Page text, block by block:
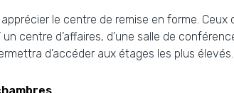
le centre de remise en forme.
un centre d’affaires, d’une salle de
d’accéder aux étages les plus élevés.